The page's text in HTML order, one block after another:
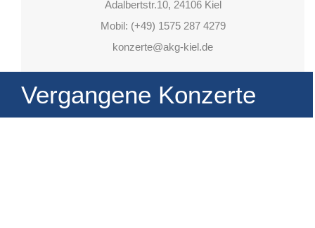
Adalbertstr.10, 24106 Kiel
Mobil: (+49) 1575 287 4279
konzerte@akg-kiel.de
Vergangene Konzerte